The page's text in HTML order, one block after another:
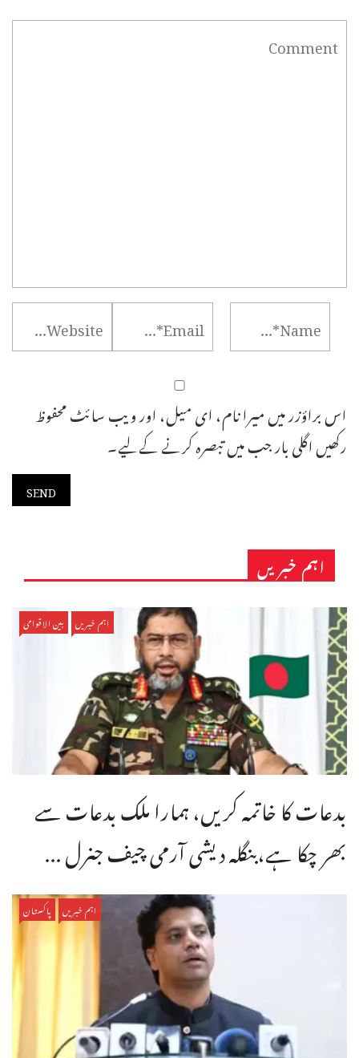
اس براؤزر میں میرا نام، ای میل، اور ویب سائٹ محفوظ
رکھیں اگلی بار جب میں تبصرہ کرنے کےلیے۔
اہم خبریں
اہم خبریں بین الاقوامی
بدعات کا خاتمہ کریں، ہمارا ملک بدعات سے
بھر چکا ہے،بنگله دیشی آرمی چیف جنرل ...
اہم خبریں پاکستان